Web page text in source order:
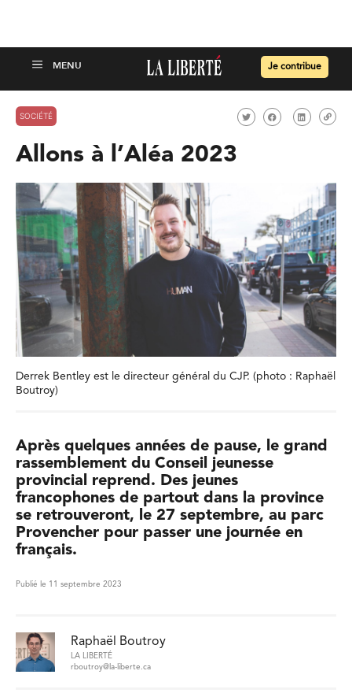
Je contribue
SOCIÉTÉ
Allons à l’Aléa 2023
Derrek Bentley est le directeur général du CJP. (photo : Raphaël
Boutroy)
Après quelques années de pause, le grand
rassemblement du Conseil jeunesse
provincial reprend. Des jeunes
francophones de partout dans la province
se retrouveront, le 27 septembre, au parc
Provencher pour passer une journée en
français.
Publié le 11 septembre 2023
Raphaël Boutroy
LA LIBERTÉ
rboutroy@la-liberte.ca